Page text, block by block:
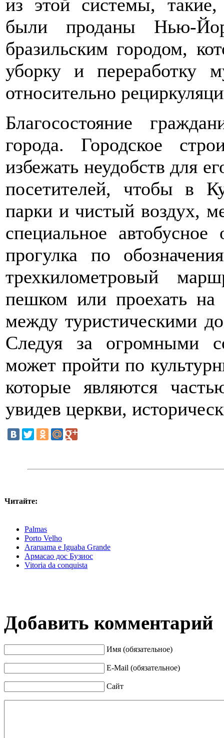
из этой системы, такие,
были проданы Нью-
бразильским городом,
уборку и переработку
относительно
Благосостояние
города. Городское
избежать неудобств для
посетителей, чтобы в
парки и чистый воздух,
специальное
прогулка по
трехкилометровый
пешком или проехать на
между туристическими
Следуя за огромными
может пройти по
которые являются
увидев церкви,
Читайте:
Palmas
Porto Velho
Araruama e Iguaba Grande
Армасао дос Бузиос
Vitoria da conquista
Добавить комментарий
Имя (обязательное)
E-Mail (обязательное)
Сайт